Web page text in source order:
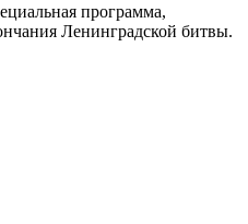
программа,
Ленинградской битвы.